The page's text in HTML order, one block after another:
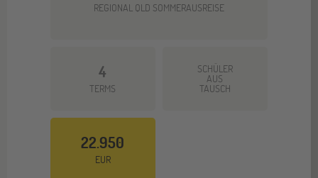
REGIONAL QLD SOMMERAUSREISE
4
TERMS
SCHÜLER
AUS
TAUSCH
22.950
EUR